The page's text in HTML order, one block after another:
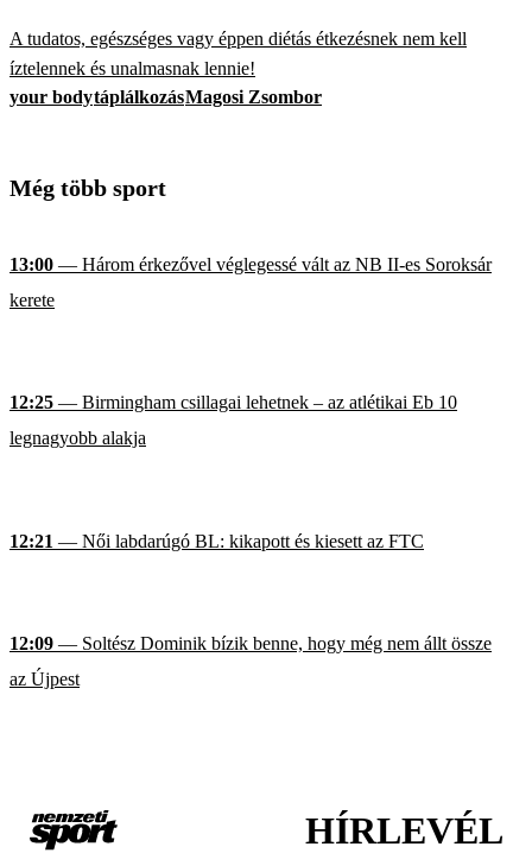
A tudatos, egészséges vagy éppen diétás étkezésnek nem kell
íztelennek és unalmasnak lennie!
your bodytáplálkozásMagosi Zsombor
Még több sport
13:00 — Három érkezővel véglegessé vált az NB II-es Soroksár
kerete
12:25 — Birmingham csillagai lehetnek – az atlétikai Eb 10
legnagyobb alakja
12:21 — Női labdarúgó BL: kikapott és kiesett az FTC
12:09 — Soltész Dominik bízik benne, hogy még nem állt össze
az Újpest
HÍRLEVÉL